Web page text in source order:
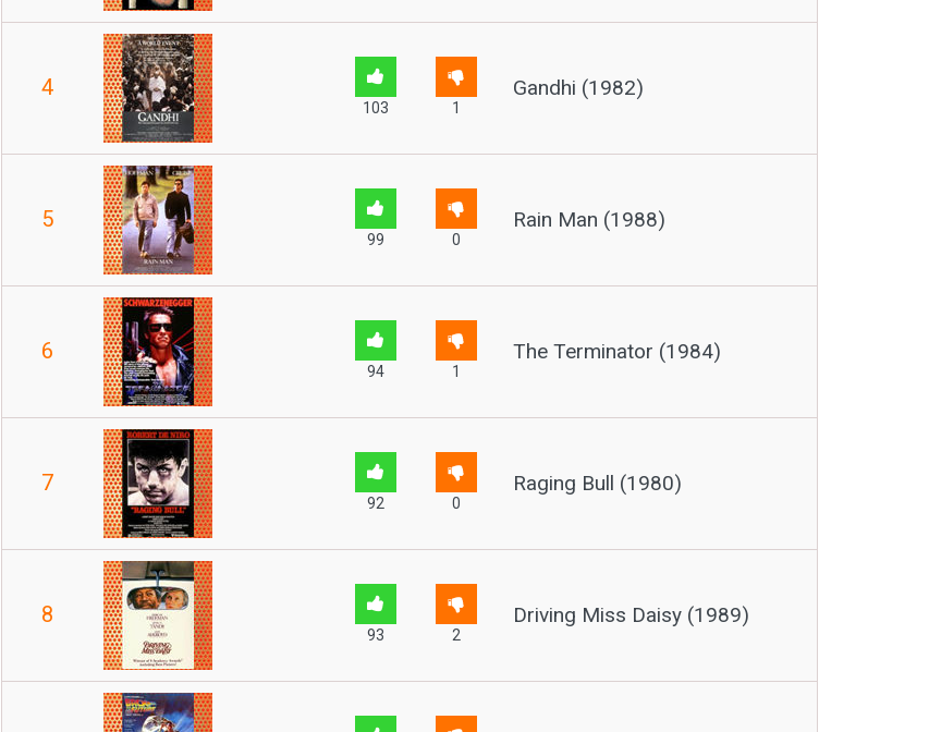
4
103 1
Gandhi (1982)
5
99 0
Rain Man (1988)
6
94 1
The Terminator (1984)
7
92 0
Raging Bull (1980)
8
93 2
Driving Miss Daisy (1989)